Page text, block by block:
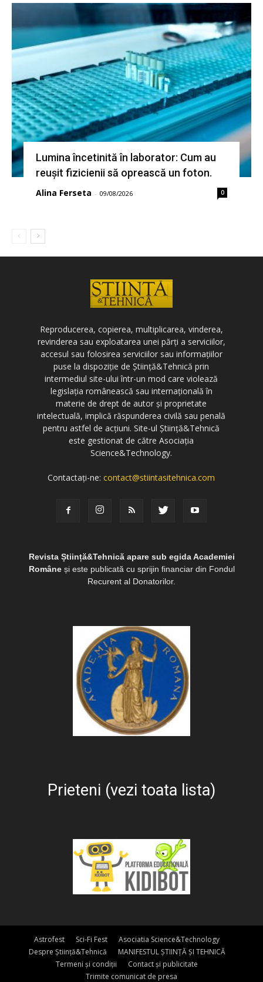
Lumina încetinită în laborator: Cum au
reușit fizicienii să oprească un foton.
Alina Ferseta - 09/08/2026 0
Reproducerea, copierea, multiplicarea, vinderea,
revinderea sau exploatarea unei părți a serviciilor,
accesul sau folosirea serviciilor sau informațiilor
puse la dispoziție de Știință&Tehnică prin
intermediul site-ului într-un mod care violează
legislația românească sau internațională în
materie de drept de autor și proprietate
intelectuală, implică răspunderea civilă sau penală
pentru astfel de acțiuni. Site-ul Știință&Tehnică
este gestionat de către Asociația
Science&Technology.
Contactați-ne:contact@stiintasitehnica.com
Revista Știință&Tehnică apare sub egida Academiei
Româneși este publicată cu sprijin financiar din Fondul
Recurent al Donatorilor.
Prieteni (vezi toata lista)
Astrofest Sci-Fi Fest
Asociatia Science&Technology
Despre Știință&Tehnică
MANIFESTUL ȘTIINȚĂ ȘI TEHNICĂ
Termeni și condiții
Contact și publicitate
Trimite comunicat de presa